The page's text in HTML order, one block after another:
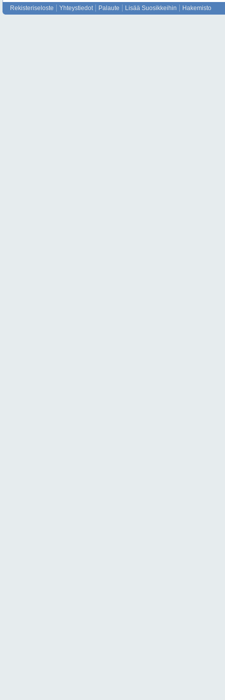
Rekisteriseloste Yhteystiedot Palaute Lisää Suosikkeihin Hakemisto